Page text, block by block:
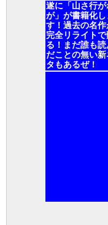
遂に「山さ行が
が」が書籍化し
す！過去の名作
完全リライトで
る！まだ誰も読
だことの無い新
タもあるぜ！